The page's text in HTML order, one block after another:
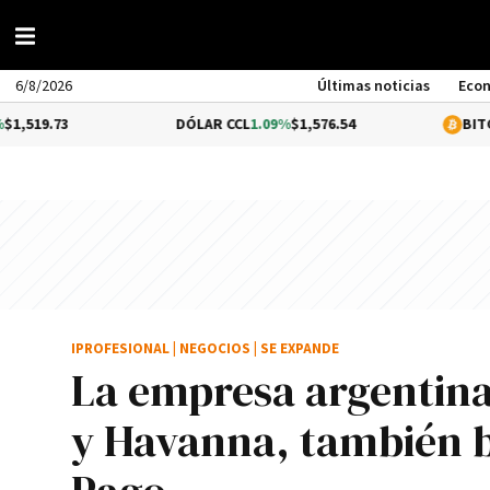
6/8/2026 Últimas noticias
DÓLAR CCL1.09%$1,576.54 BITCOIN0.35%
La empresa
y Havanna, también
IPROFESIONAL NEGOCIOS SE EXPANDE